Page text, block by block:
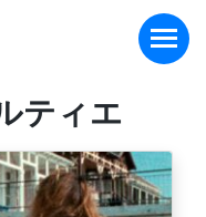
ティエ